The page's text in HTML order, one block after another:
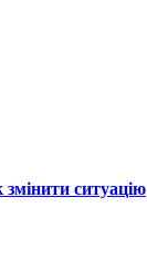
ситуацію